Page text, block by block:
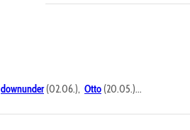
downunder(02.06.), Otto (20.05.)...